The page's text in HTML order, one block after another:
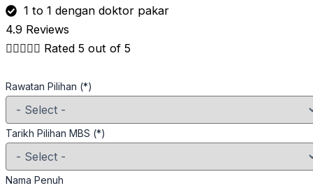
1 to 1 dengan doktor pakar
4.9 Reviews
 Rated 5 out of 5
Rawatan Pilihan (*)
Tarikh Pilihan MBS (*)
Nama Penuh